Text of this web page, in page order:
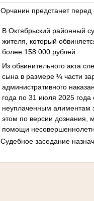
Орчанин предстанет
В Октябрьский районный
жителя, который
более 158 000 рублей.
Из обвинительного акта
сына в размере ¼ части
административного
года по 31 июля 2025
неуплаченным алиментам
этом по версии дознания,
помощи
Судебное заседание